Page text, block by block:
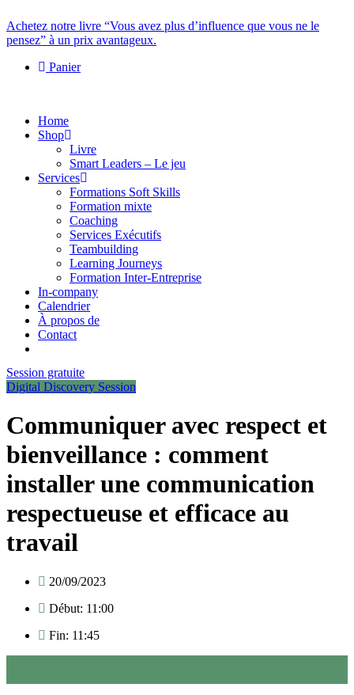
Achetez notre livre “Vous avez plus d’influence que vous ne le
pensez” à un prix avantageux.
Panier
Home
Shop
Livre
Smart Leaders – Le jeu
Services
Formations Soft Skills
Formation mixte
Coaching
Services Exécutifs
Teambuilding
Learning Journeys
Formation Inter-Entreprise
In-company
Calendrier
À propos de
Contact
Session gratuite
Digital Discovery Session
Communiquer avec respect et
bienveillance : comment
installer une communication
respectueuse et efficace au
travail
20/09/2023
Début: 11:00
Fin: 11:45